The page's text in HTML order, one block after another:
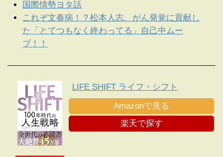
国際情勢ヨタ話
これぞ文春病！？松本人志、がん発覚に貢献し
た「とてつもなく終わってる」自己中ムー
ブ！！
LIFE SHIFT ライフ・シフト
Amazonで見る
楽天で探す